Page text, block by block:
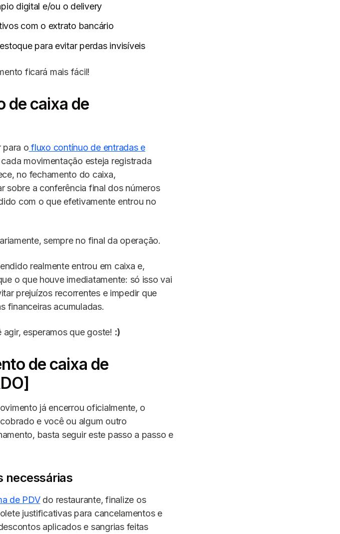
digital e/ou o delivery
com o extrato bancário
para evitar perdas invisíveis
ficará mais fácil!
de caixa de
para o fluxo contínuo de entradas e
movimentação esteja registrada
no fechamento do caixa,
sobre a conferência final dos números
com o que efetivamente entrou no
sempre no final da operação.
realmente entrou em caixa e,
o que houve imediatamente: só isso vai
prejuízos recorrentes e impedir que
financeiras acumuladas.
esperamos que goste! :)
de caixa de
já encerrou oficialmente, o
e você ou algum outro
basta seguir este passo a passo e
necessárias
de PDVdo restaurante, finalize os
justificativas para cancelamentos e
aplicados e sangrias feitas